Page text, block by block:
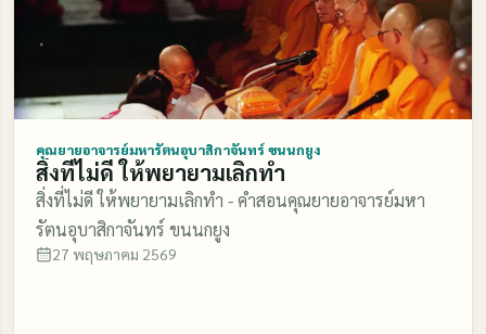
คุณยายอาจารย์มหารัตนอุบาสิกาจันทร์ ขนนกยูง
สิ่งที่ไม่ดี ให้พยายามเลิกทำ
สิ่งที่ไม่ดี ให้พยายามเลิกทำ - คำสอนคุณยายอาจารย์มหา
รัตนอุบาสิกาจันทร์ ขนนกยูง
27 พฤษภาคม 2569